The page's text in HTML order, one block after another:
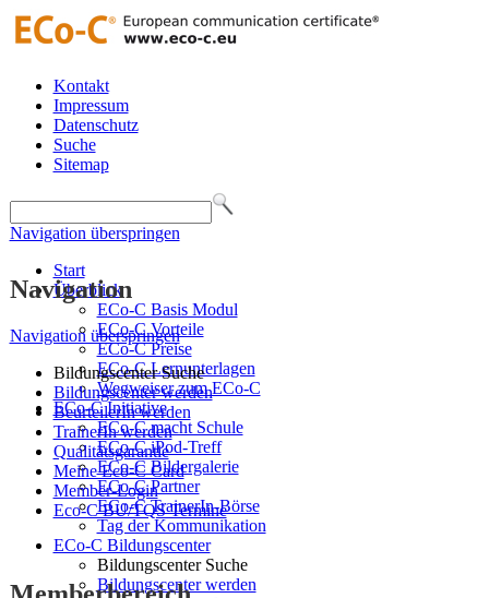
Kontakt
Impressum
Datenschutz
Suche
Sitemap
Navigation überspringen
Start
Überblick
ECo-C Basis Modul
ECo-C Vorteile
ECo-C Preise
ECo-C Lernunterlagen
Wegweiser zum ECo-C
ECo-C Initiative
ECo-C macht Schule
ECo-C iPod-Treff
ECo-C Bildergalerie
ECo-C Partner
ECo-C TrainerIn-Börse
Tag der Kommunikation
ECo-C Bildungscenter
Bildungscenter Suche
Bildungscenter werden
Navigation
Navigation überspringen
Bildungscenter Suche
Bildungscenter werden
BeurteilerIn werden
TrainerIn werden
Qualitätsgarantie
Meine Eco-C Card
Member-Login
Eco-C BU/TQS Termine